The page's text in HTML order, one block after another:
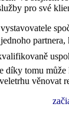
pro své
díky tomu
věnovat